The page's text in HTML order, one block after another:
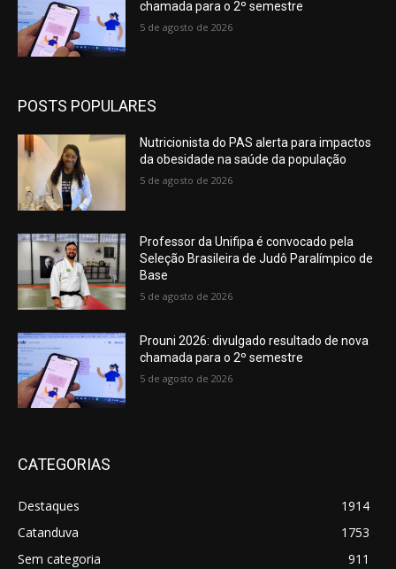
chamada para o 2º semestre
5 de agosto de 2026
POSTS POPULARES
Nutricionista do PAS alerta para impactos
da obesidade na saúde da população
5 de agosto de 2026
Professor da Unifipa é convocado pela
Seleção Brasileira de Judô Paralímpico de
Base
5 de agosto de 2026
Prouni 2026: divulgado resultado de nova
chamada para o 2º semestre
5 de agosto de 2026
CATEGORIAS
Destaques
1914
Catanduva
1753
Sem categoria
911